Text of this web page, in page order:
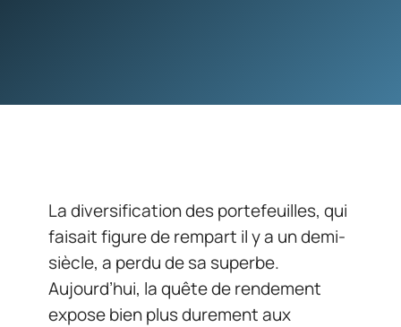
La diversification des portefeuilles, qui
faisait figure de rempart il y a un demi-
siècle, a perdu de sa superbe.
Aujourd’hui, la quête de rendement
expose bien plus durement aux